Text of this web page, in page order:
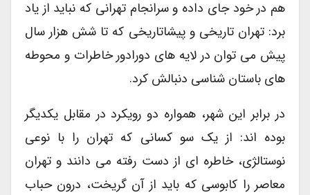
هم در خود جای داده و سرانجام تهرانی که نباید از یاد
برد: تهران تاریخی و پیشا‌تاریخی که تا شش هزار سال
پیش می توان در لایه های دورادور خاطرات و محوطه
های باستان شناسی دنبالش کرد.
در برابر این شهر، همواره دو رویکرد در مقابل یکدیگر
بوده اند: از یک سو کسانی که تهران را با نوعی
نوستالژی، خاطره ای از دست رفته می دانند و تهران
معاصر را کابوسی که باید از آن گریخت، درون حباب